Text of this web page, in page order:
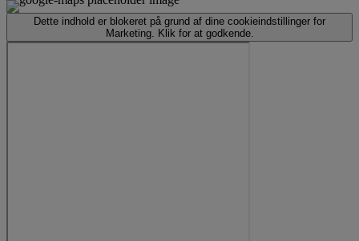
Dette indhold er blokeret på grund af dine cookieindstillinger for
Marketing. Klik for at godkende.